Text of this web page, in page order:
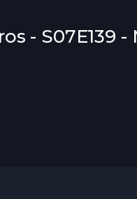
- S07E139